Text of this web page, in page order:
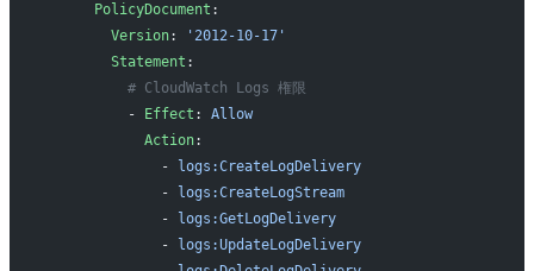
      PolicyDocument
:
        Version
:
'2012-10-17'
        Statement
:
          # CloudWatch Logs 権限
          -
Effect : Allow
            Action
:
              -
logs:CreateLogDelivery
              -
logs:CreateLogStream
              -
logs:GetLogDelivery
              -
logs:UpdateLogDelivery